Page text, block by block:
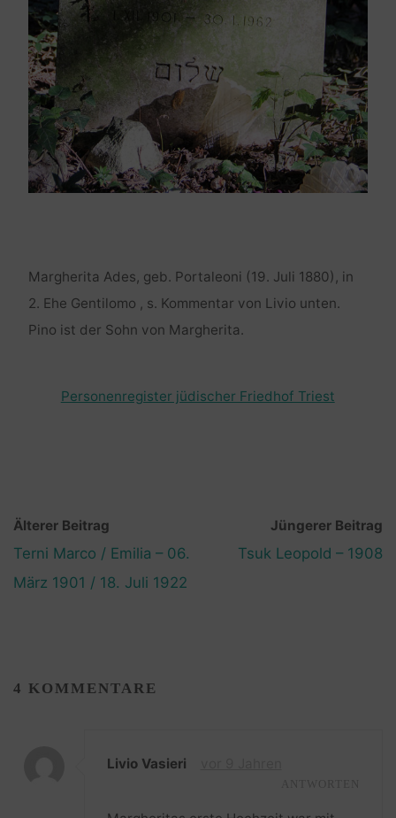
Margherita Ades, geb. Portaleoni (19. Juli 1880), in
2. Ehe Gentilomo , s. Kommentar von Livio unten.
Pino ist der Sohn von Margherita.
Personenregister jüdischer Friedhof Triest
Älterer Beitrag
Terni Marco / Emilia – 06.
März 1901 / 18. Juli 1922
Jüngerer Beitrag
Tsuk Leopold – 1908
4 KOMMENTARE
Livio Vasieri